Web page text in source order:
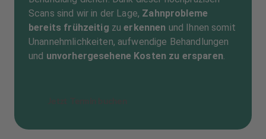
Scans sind wir in der Lage, Zahnprobleme
bereits frühzeitig zuerkennen und Ihnen somit
Unannehmlichkeiten, aufwendige Behandlungen
und unvorhergesehene Kosten zu ersparen.